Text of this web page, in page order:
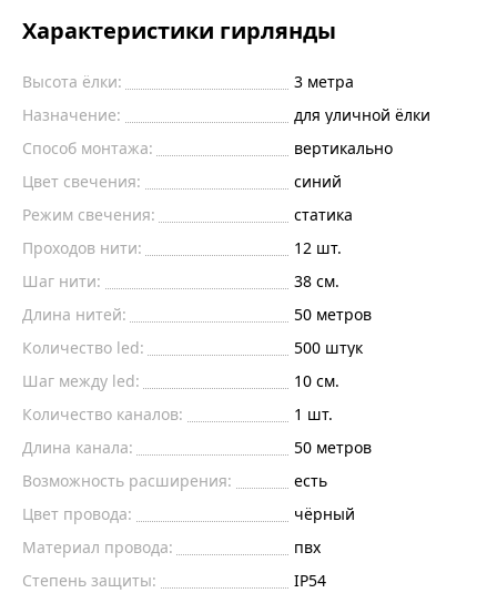
Характеристики гирлянды
Высота ёлки:
3 метра
Назначение:
для уличной ёлки
Способ монтажа:
вертикально
Цвет свечения:
синий
Режим свечения:
статика
Проходов нити:
12 шт.
Шаг нити:
38 см.
Длина нитей:
50 метров
Количество led:
500 штук
Шаг между led:
10 см.
Количество каналов:
1 шт.
Длина канала:
50 метров
Возможность расширения:
есть
Цвет провода:
чёрный
Материал провода:
пвх
Степень защиты:
IP54